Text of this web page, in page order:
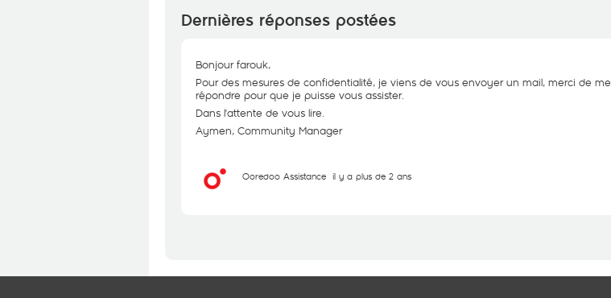
Dernières réponses postées
Bonjour farouk,
Pour des mesures de confidentialité, je viens de vous envoyer un mail, merci de me
répondre pour que je puisse vous assister.
Dans l'attente de vous lire.
Aymen, Community Manager
Ooredoo Assistance il y a plus de 2 ans